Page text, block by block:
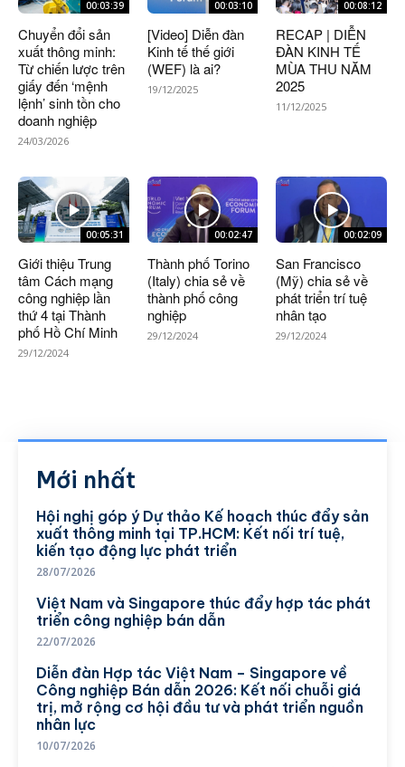
00:03:39
Chuyển đổi sản
xuất thông minh:
Từ chiến lược trên
giấy đến ‘mệnh
lệnh’ sinh tồn cho
doanh nghiệp
24/03/2026
00:03:10
[Video] Diễn đàn
Kinh tế thế giới
(WEF) là ai?
19/12/2025
00:08:12
RECAP | DIỄN
ĐÀN KINH TẾ
MÙA THU NĂM
2025
11/12/2025
00:05:31
Giới thiệu Trung
tâm Cách mạng
công nghiệp lần
thứ 4 tại Thành
phố Hồ Chí Minh
29/12/2024
00:02:47
Thành phố Torino
(Italy) chia sẻ về
thành phố công
nghiệp
29/12/2024
00:02:09
San Francisco
(Mỹ) chia sẻ về
phát triển trí tuệ
nhân tạo
29/12/2024
Mới nhất
Hội nghị góp ý Dự thảo Kế hoạch thúc đẩy sản
xuất thông minh tại TP.HCM: Kết nối trí tuệ,
kiến tạo động lực phát triển
28/07/2026
Việt Nam và Singapore thúc đẩy hợp tác phát
triển công nghiệp bán dẫn
22/07/2026
Diễn đàn Hợp tác Việt Nam – Singapore về
Công nghiệp Bán dẫn 2026: Kết nối chuỗi giá
trị, mở rộng cơ hội đầu tư và phát triển nguồn
nhân lực
10/07/2026